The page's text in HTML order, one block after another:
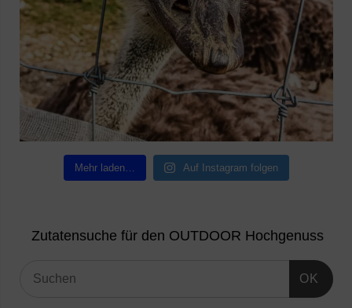
Mehr laden… Auf Instagram folgen
Zutatensuche für den OUTDOOR Hochgenuss
OK